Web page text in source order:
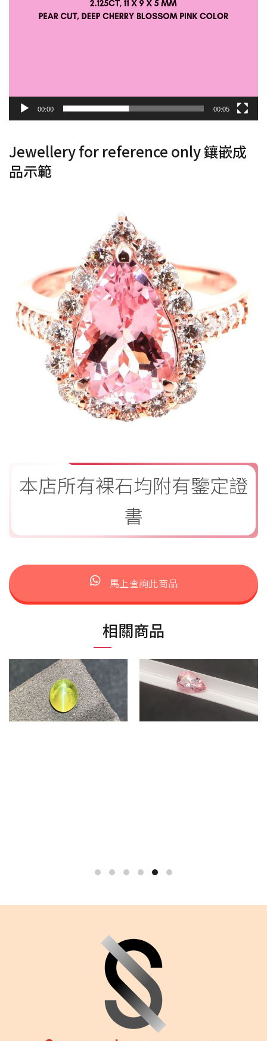
00:00 00:05
Jewellery for reference only 鑲嵌成
品示範
本店所有裸石均附有鑒定證
書
馬上查詢此商品
相關商品